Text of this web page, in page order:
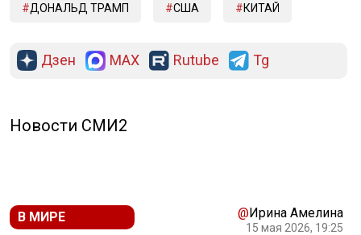
ДОНАЛЬД ТРАМП США КИТАЙ
Дзен MAX Rutube Tg
Новости СМИ2
В МИРЕ @Ирина Амелина
15 мая 2026, 19:25